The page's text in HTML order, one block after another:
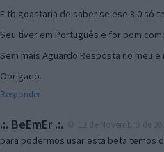
E tb goastaria de saber se ese 8.0 só
Seu tiver em Português e for bom
Sem mais Aguardo Resposta no meu e
Obrigado.
Responder
.:. BeEmEr .:.
para podermos usar esta beta temos